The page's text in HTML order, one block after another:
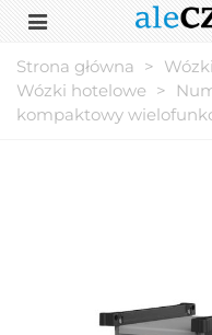
Strona główna >
Wózki hotelowe >
kompaktowy